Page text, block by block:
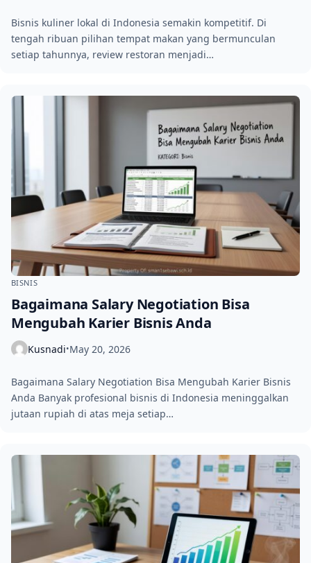
Bisnis kuliner lokal di Indonesia semakin kompetitif. Di
tengah ribuan pilihan tempat makan yang bermunculan
setiap tahunnya, review restoran menjadi…
BISNIS
Bagaimana Salary Negotiation Bisa
Mengubah Karier Bisnis Anda
Kusnadi•May 20, 2026
Bagaimana Salary Negotiation Bisa Mengubah Karier Bisnis
Anda Banyak profesional bisnis di Indonesia meninggalkan
jutaan rupiah di atas meja setiap…